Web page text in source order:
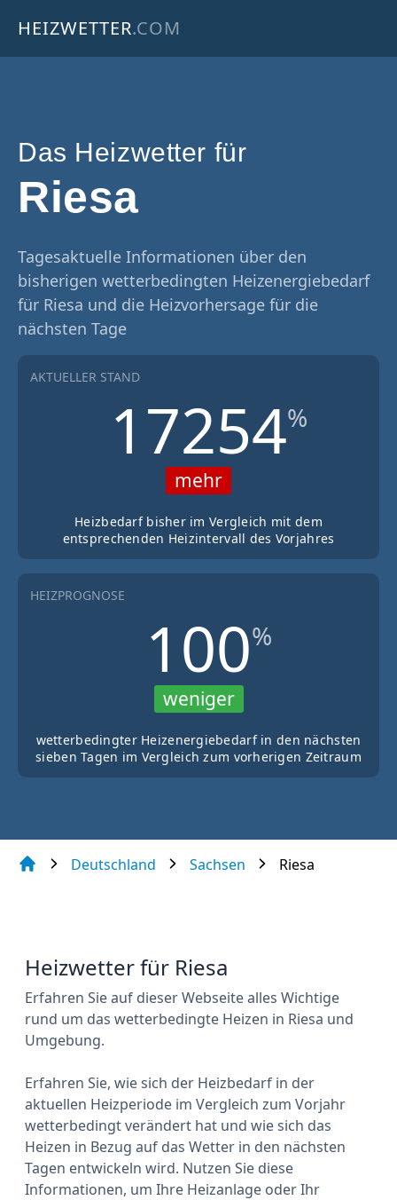
HEIZWETTER.COM
Das Heizwetter für
Riesa
Tagesaktuelle Informationen über den
bisherigen wetterbedingten Heizenergiebedarf
für Riesa und die Heizvorhersage für die
nächsten Tage
AKTUELLER STAND
17254%
mehr
Heizbedarf bisher im Vergleich mit dem
entsprechenden Heizintervall des Vorjahres
HEIZPROGNOSE
100%
weniger
wetterbedingter Heizenergiebedarf in den nächsten
sieben Tagen im Vergleich zum vorherigen Zeitraum
Deutschland Sachsen Riesa
Heizwetter für Riesa
Erfahren Sie auf dieser Webseite alles Wichtige
rund um das wetterbedingte Heizen in Riesa und
Umgebung.
Erfahren Sie, wie sich der Heizbedarf in der
aktuellen Heizperiode im Vergleich zum Vorjahr
wetterbedingt verändert hat und wie sich das
Heizen in Bezug auf das Wetter in den nächsten
Tagen entwickeln wird. Nutzen Sie diese
Informationen, um Ihre Heizanlage oder Ihr